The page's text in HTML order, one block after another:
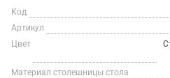
Код
Артикул
Цвет
Материал столешницы стола